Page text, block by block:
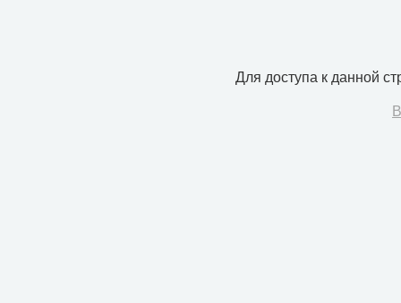
Для доступа к данной